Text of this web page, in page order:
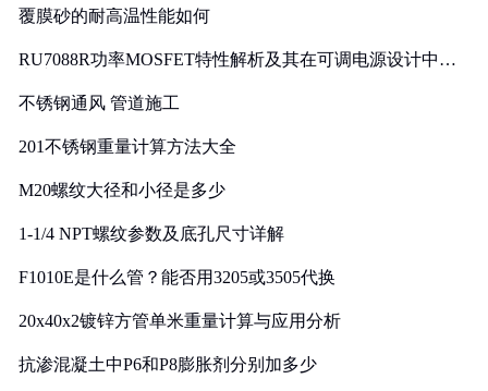
覆膜砂的耐高温性能如何
RU7088R功率MOSFET特性解析及其在可调电源设计中的
不锈钢通风 管道施工
201不锈钢重量计算方法大全
M20螺纹大径和小径是多少
1-1/4 NPT螺纹参数及底孔尺寸详解
F1010E是什么管？能否用3205或3505代换
20x40x2镀锌方管单米重量计算与应用分析
抗渗混凝土中P6和P8膨胀剂分别加多少